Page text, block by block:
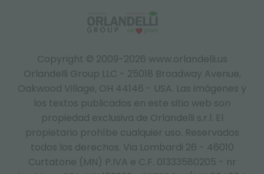
Copyright © 2009-2026 www.orlandelli.us
Orlandelli Group LLC - 25018 Broadway Avenue,
Oakwood Village, OH 44146 - USA. Las imágenes y
los textos publicados en este sitio web son
propiedad exclusiva de Orlandelli s.r.l. El
propietario prohíbe cualquier uso. Reservados
todos los derechos. Via Lombardi 26 - 46010
Curtatone (MN) P.IVA e C.F. 01333580205 - nr